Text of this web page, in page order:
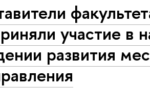
участие в
развития